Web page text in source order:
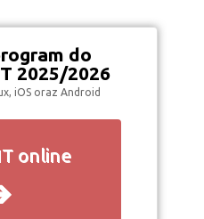
do
2025/2026
iOS oraz Android
online